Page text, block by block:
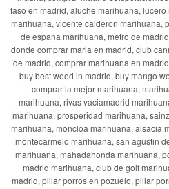
faso en madrid, aluche marihuana,
marihuana, vicente calderon marihuana,
de españa marihuana, metro de
donde comprar maria en madrid, club
de madrid, comprar marihuana en
buy best weed in madrid, buy mango
comprar la mejor marihuana,
marihuana, rivas vaciamadrid
marihuana, prosperidad marihuana,
marihuana, moncloa marihuana, alsacia
montecarmelo marihuana, san agustin
marihuana, mahadahonda marihuana,
madrid marihuana, club de golf
madrid, pillar porros en pozuelo, pillar